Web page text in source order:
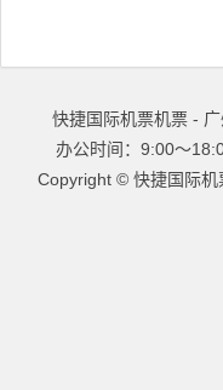
快捷国际机票机票 -
办公时间：9:00～
Copyright © 快捷国际机